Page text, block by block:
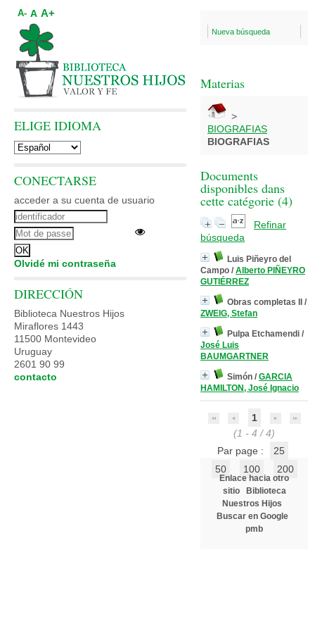
Nueva búsqueda
Materias
>
BIOGRAFIAS
BIOGRAFIAS
Documents
disponibles dans
cette catégorie (4)
Refinar
búsqueda
Luis Piñeyro del
Campo / Alberto PIÑEYRO
GUTIÉRREZ
Obras completas II
/
ZWEIG, Stefan
Pulpa Etchamendi /
José Luis
BAUMGARTNER
Simón / GARCIA
HAMILTON, José Ignacio
1
(1 - 4 / 4)
Par page :
25
50
100 200
Enlace hacia otro
sitio
Biblioteca
Nuestros Hijos
Buscar en Google
pmb
A- A A+
ELIGE IDIOMA
CONECTARSE
acceder a su cuenta de usuario
Olvidé mi contraseña
DIRECCIÓN
Biblioteca Nuestros Hijos
Miraflores 1443
11500 Montevideo
Uruguay
2601 90 99
contacto